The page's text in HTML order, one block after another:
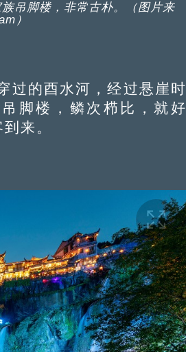
吊脚楼，非常古朴。（图片来
）
的酉水河，经过悬崖时
脚楼，鳞次栉比，就好
来。